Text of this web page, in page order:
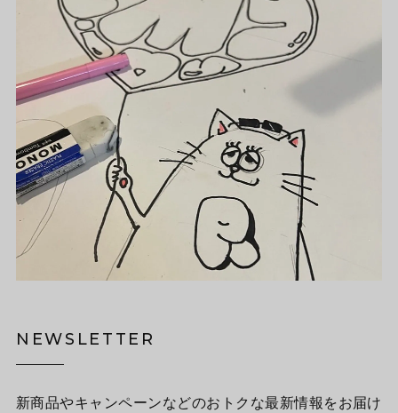
NEWSLETTER
新商品やキャンペーンなどのおトクな最新情報をお届け